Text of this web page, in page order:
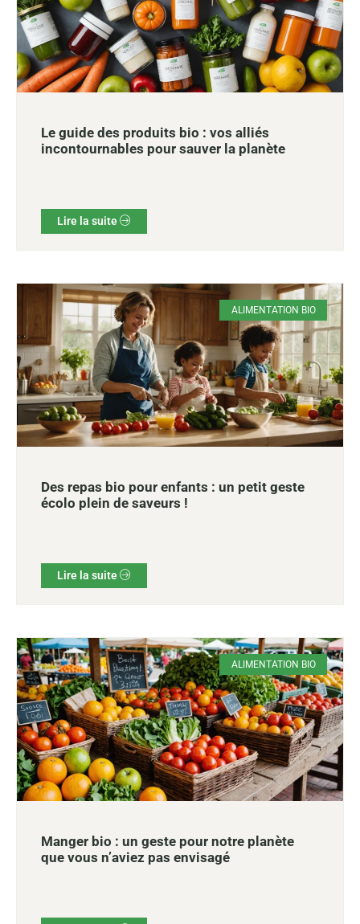
Le guide des produits bio : vos alliés
incontournables pour sauver la planète
Lire la suite
ALIMENTATION BIO
Des repas bio pour enfants : un petit geste
écolo plein de saveurs !
Lire la suite
ALIMENTATION BIO
Manger bio : un geste pour notre planète
que vous n’aviez pas envisagé